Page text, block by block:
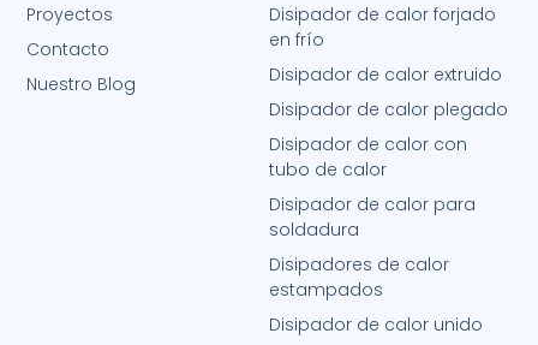
Disipador de calor forjado
en frío
Disipador de calor extruido
Disipador de calor plegado
Disipador de calor con
tubo de calor
Disipador de calor para
soldadura
Disipadores de calor
estampados
Disipador de calor unido
Proyectos
Contacto
Nuestro Blog